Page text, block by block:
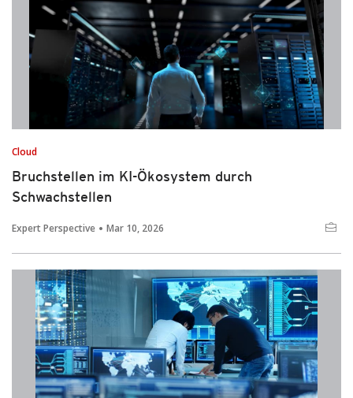
Cloud
Bruchstellen im KI-Ökosystem durch
Schwachstellen
Expert Perspective Mar 10, 2026